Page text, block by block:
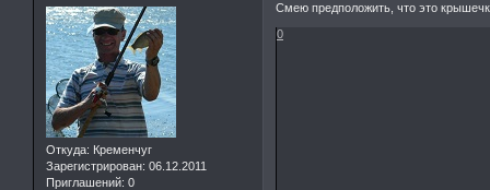
Откуда: Кременчуг
Зарегистрирован: 06.12.2011
Приглашений: 0
Смею предположить, что это
0